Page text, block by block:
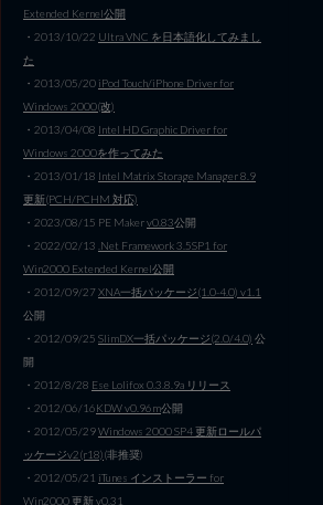
Extended Kernel公開
・2013/10/22 Ultra VNC を日本語化してみまし
た
・2013/05/20 iPod Touch/iPhone Driver for
Windows 2000(改)
・2013/04/08 Intel HD Graphic Driver for
Windows 2000を作ってみた
・2013/01/18 Intel Matrix Storage Manager 8.9
更新(PCH/PCHM 対応)
・2023/08/15 PE Makerv0.83公開
・2022/02/13 .Net Framework 3.5SP1 for
Win2000 Extended Kernel公開
・2012/09/27XNA一括パッケージ(1.0-4.0) v1.1
公開
・2012/09/25 SlimDX一括パッケージ(2.0/4.0) 公
開
・2012/8/28 Ese Lolifox 0.3.8.9a リリース
・2012/06/16KDW v0.96m公開
・2012/05/29Windows 2000 SP4 更新ロールパ
ッケージv2(r18)(非推奨)
・2012/05/21 iTunes インストーラー for
Win2000更新 v0.31